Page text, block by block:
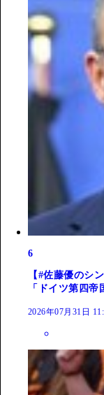
6
【#佐藤優のシ
「ドイツ第四
2026年07月31日